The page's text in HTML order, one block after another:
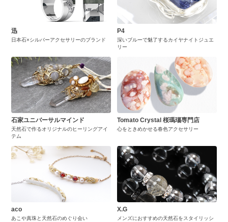
迅
日本石×シルバーアクセサリーのブランド
P4
深いブルーで魅了するカイヤナイトジュエ
リー
石家ユニバーサルマインド
天然石で作るオリジナルのヒーリングアイ
テム
Tomato Crystal 桜瑪瑙専門店
心をときめかせる春色アクセサリー
aco
あこや真珠と天然石のめぐり会い
X.G
メンズにおすすめの天然石をスタイリッシ